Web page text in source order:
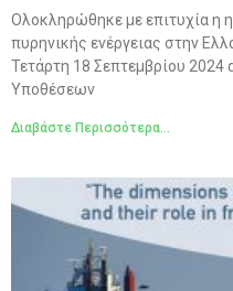
Ολοκληρώθηκε με επιτυχία η
πυρηνικής ενέργειας στην
Τετάρτη 18 Σεπτεμβρίου 2024
Υποθέσεων
Διαβάστε Περισσότερα...